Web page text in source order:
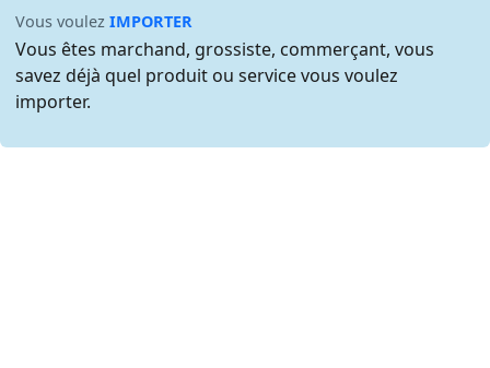
Vous voulezIMPORTER
Vous êtes marchand, grossiste, commerçant, vous
savez déjà quel produit ou service vous voulez
importer.